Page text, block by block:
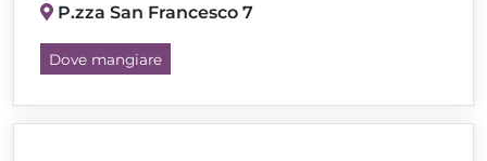
P.zza San Francesco 7
Dove mangiare